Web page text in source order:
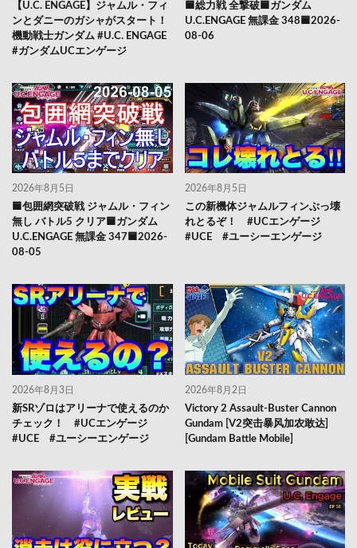
【U.C. ENGAGE】ジャムル・フィ
ンとダニーのガシャがスタート！
機動戦士ガンダム #U.C. ENGAGE
#ガンダムUCエンゲージ
🟦総力戦 全撃破🟦ガンダム
U.C.ENGAGE 無課金 348🟦2026-
08-06
2026年8月5日
🟦包囲網突破戦 ジャムル・フィン
無し バトル5 クリア🟦ガンダム
U.C.ENGAGE 無課金 347🟦2026-
08-05
2026年8月5日
この新機体ジャムルフィンぶっ壊
れとるぞ！ #UCエンゲージ
#UCE #ユーシーエンゲージ
2026年8月3日
新SRゾロはアリーナで使えるのか
チェック！ #UCエンゲージ
#UCE #ユーシーエンゲージ
2026年8月2日
Victory 2 Assault-Buster Cannon
Gundam [V2突击暴风加农敢达]
[Gundam Battle Mobile]